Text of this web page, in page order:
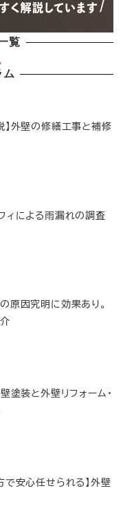
覧
ム
】外壁の修繕工事と補修
ィによる雨漏れの調査
原因究明に効果あり。
塗装と外壁リフォーム・
で安心任せられる】外壁